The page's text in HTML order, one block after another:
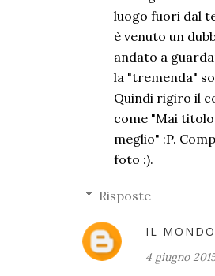
luogo fuori dal
è venuto un
andato a
la "tremenda"
Quindi rigiro il
come "Mai
meglio" :P.
foto :).
Risposte
IL
4 giugno